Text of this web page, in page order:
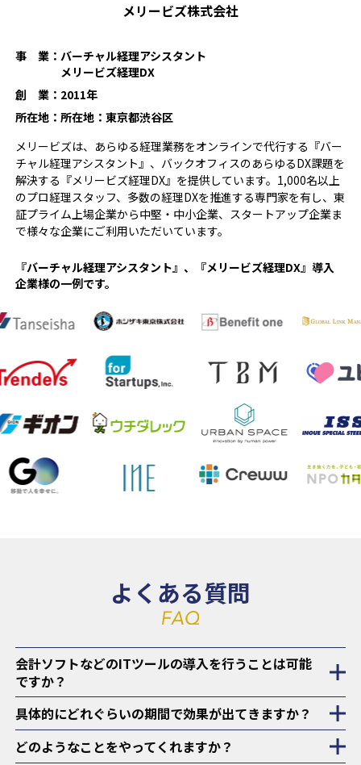
メリービズ株式会社
事 業：バーチャル経理アシスタント
メリービズ経理DX
創 業： 2011年
所在地：所在地：東京都渋谷区
メリービズは、あらゆる経理業務をオンラインで代行する『バー
チャル経理アシスタント』、バックオフィスのあらゆるDX課題を
解決する『メリービズ経理DX』を提供しています。1,000名以上
のプロ経理スタッフ、多数の経理DXを推進する専門家を有し、東
証プライム上場企業から中堅・中⼩企業、スタートアップ企業ま
で様々な企業にご利用いただいています。
『バーチャル経理アシスタント』、『メリービズ経理DX』導入
企業様の一例です。
よくある質問
会計ソフトなどのITツールの導入を行うことは可能
ですか？
具体的にどれぐらいの期間で効果が出てきますか？
どのようなことをやってくれますか？